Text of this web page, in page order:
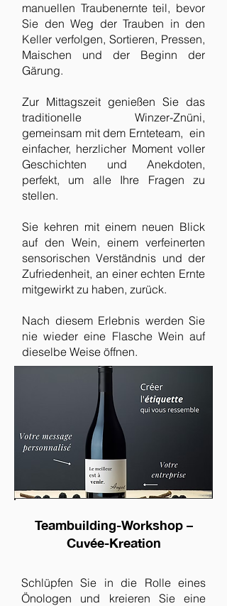
manuellen Traubenernte teil, bevor
Sie den Weg der Trauben in den
Keller verfolgen, Sortieren, Pressen,
Maischen und der Beginn der
Gärung.
Zur Mittagszeit genießen Sie das
traditionelle Winzer-Znüni,
gemeinsam mit dem Ernteteam, ein
einfacher, herzlicher Moment voller
Geschichten und Anekdoten,
perfekt, um alle Ihre Fragen zu
stellen.
Sie kehren mit einem neuen Blick
auf den Wein, einem verfeinerten
sensorischen Verständnis und der
Zufriedenheit, an einer echten Ernte
mitgewirkt zu haben, zurück.
Nach diesem Erlebnis werden Sie
nie wieder eine Flasche Wein auf
dieselbe Weise öffnen.
Teambuilding-Workshop –
Cuvée-Kreation
Schlüpfen Sie in die Rolle eines
Önologen und kreieren Sie eine